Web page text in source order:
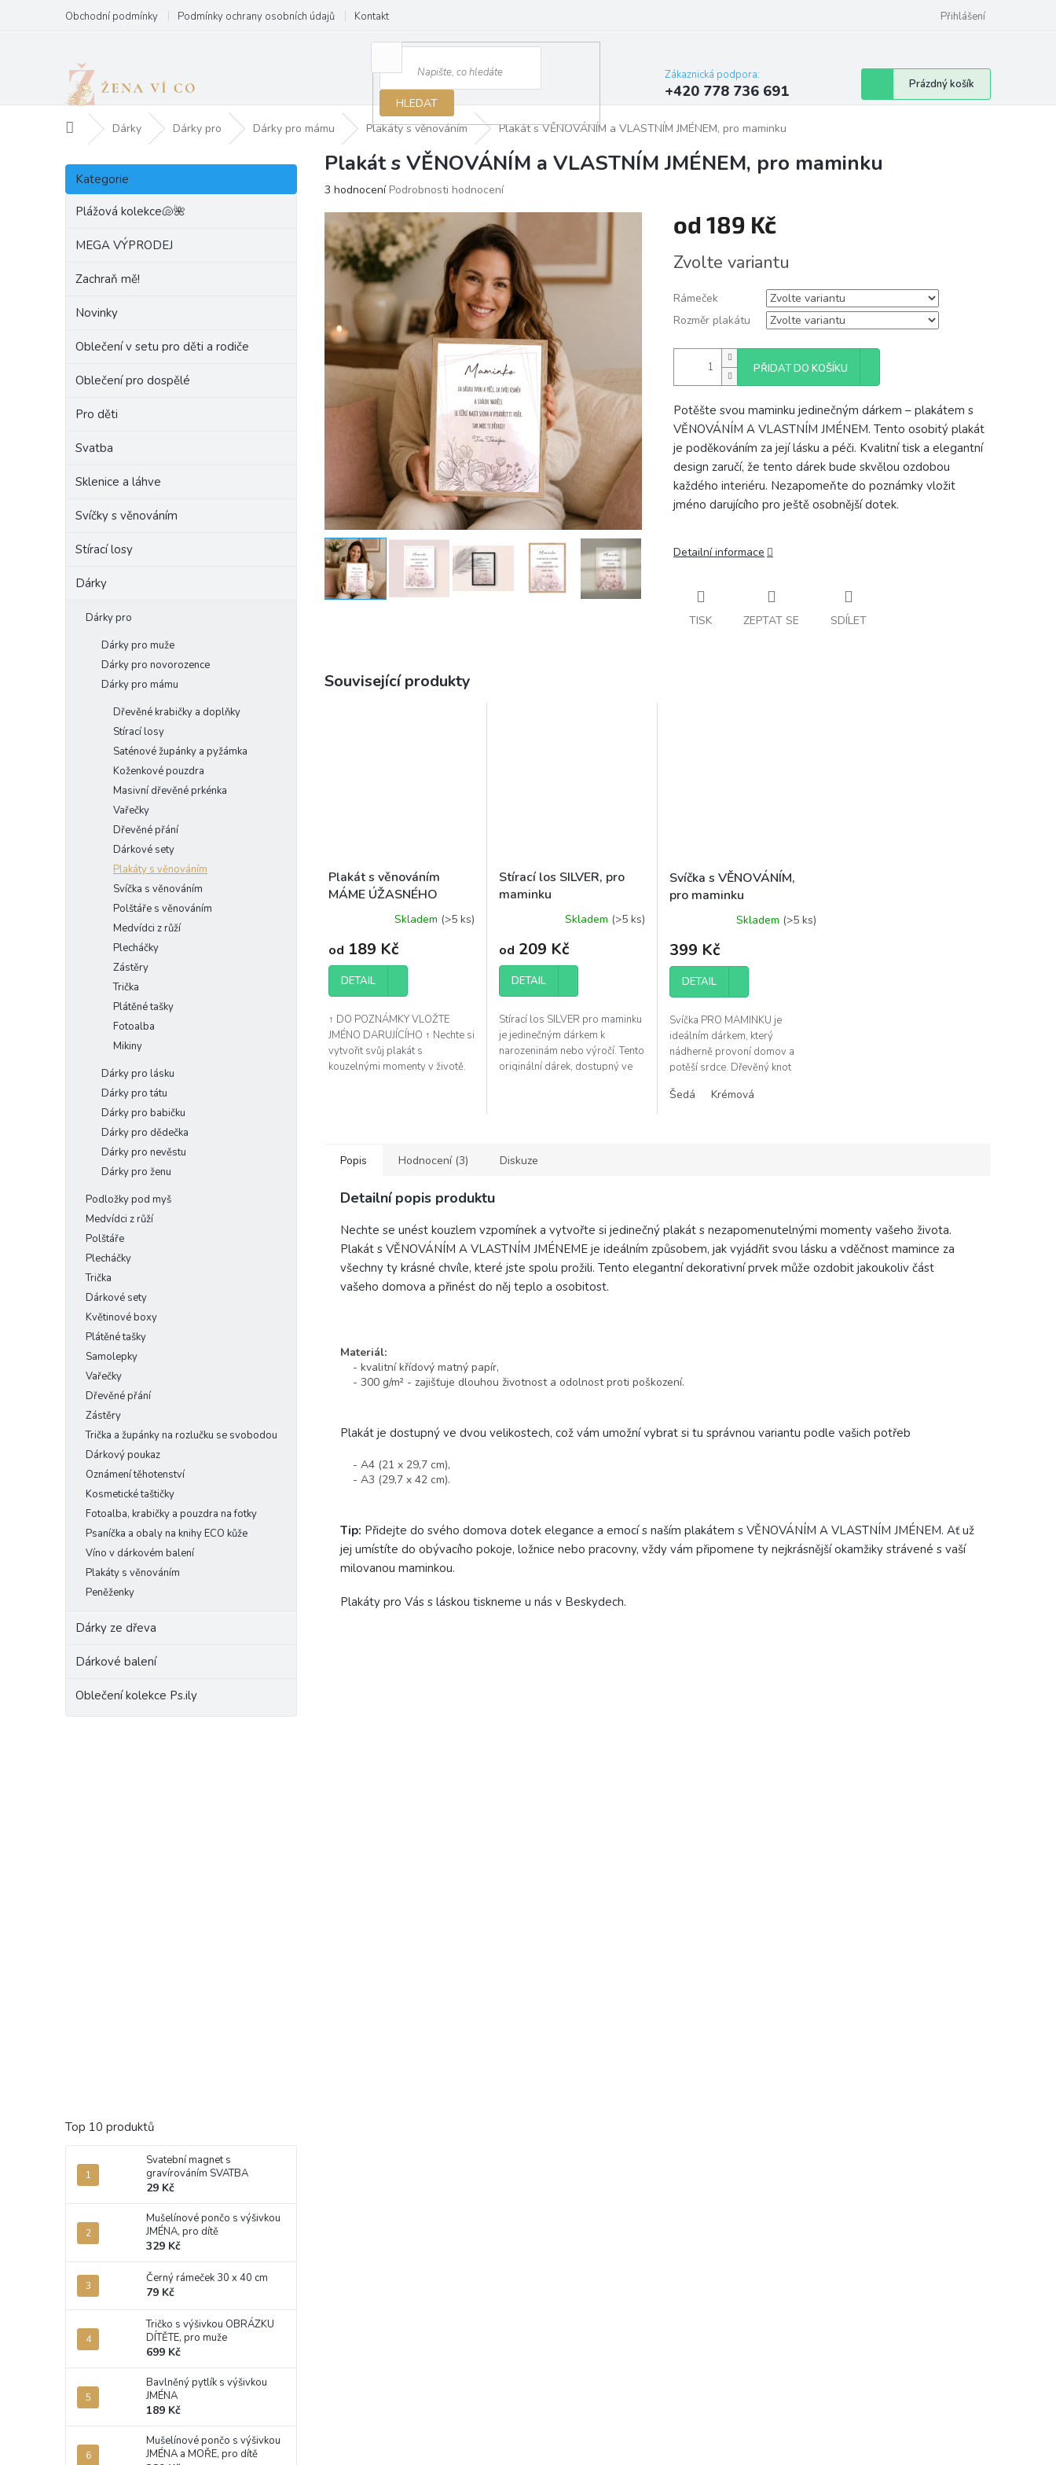
obsah
Obchodní podmínky Podmínky ochrany osobních údajů Kontakt Přihlášení
HLEDAT
Zákaznická podpora:
+420 778 736 691
Nákupní
košík
Prázdný košík
Domů Dárky Dárky pro Dárky pro mámu Plakáty s věnováním Plakát s VĚNOVÁNÍM a VLASTNÍM JMÉNEM, pro maminku
P
s
Přeskočit
kategorie
Kategorie
Plážová kolekce🐚🌺
MEGA VÝPRODEJ
Zachraň mě!
Novinky
Oblečení v setu pro děti a rodiče
Oblečení pro dospělé
Pro děti
Svatba
Sklenice a láhve
Svíčky s věnováním
Stírací losy
Dárky
Dárky pro
Dárky pro muže
Dárky pro novorozence
Dárky pro mámu
Dřevěné krabičky a doplňky
Stírací losy
Saténové župánky a pyžámka
Koženkové pouzdra
Masivní dřevěné prkénka
Vařečky
Dřevěné přání
Dárkové sety
Plakáty s věnováním
Svíčka s věnováním
Polštáře s věnováním
Medvídci z růží
Plecháčky
Zástěry
Trička
Plátěné tašky
Fotoalba
Mikiny
Dárky pro lásku
Dárky pro tátu
Dárky pro babičku
Dárky pro dědečka
Dárky pro nevěstu
Dárky pro ženu
Podložky pod myš
Medvídci z růží
Polštáře
Plecháčky
Trička
Dárkové sety
Květinové boxy
Plátěné tašky
Samolepky
Vařečky
Dřevěné přání
Zástěry
Trička a župánky na rozlučku se svobodou
Dárkový poukaz
Oznámení těhotenství
Kosmetické taštičky
Fotoalba, krabičky a pouzdra na fotky
Psaníčka a obaly na knihy ECO kůže
Víno v dárkovém balení
Plakáty s věnováním
Peněženky
Dárky ze dřeva
Dárkové balení
Oblečení kolekce Ps.ily
Top 10 produktů
Svatební magnet s
gravírováním SVATBA
29 Kč
Mušelínové pončo s výšivkou
JMÉNA, pro dítě
329 Kč
Černý rámeček 30 x 40 cm
79 Kč
Tričko s výšivkou OBRÁZKU
DÍTĚTE, pro muže
699 Kč
Bavlněný pytlík s výšivkou
JMÉNA
189 Kč
Mušelínové pončo s výšivkou
JMÉNA a MOŘE, pro dítě
Plakát s VĚNOVÁNÍM a VLASTNÍM JMÉNEM, pro maminku
Průměrné
produktu
je
5,0
z
hvězdiček.
3 hodnocení Podrobnosti hodnocení
od 189 Kč
cena:
Zvolte variantu
Rámeček
Rozměr plakátu
PŘIDAT DO KOŠÍKU
Potěšte svou maminku jedinečným dárkem – plakátem s
VĚNOVÁNÍM A VLASTNÍM JMÉNEM. Tento osobitý plakát
je poděkováním za její lásku a péči. Kvalitní tisk a elegantní
design zaručí, že tento dárek bude skvělou ozdobou
každého interiéru. Nezapomeňte do poznámky vložit
jméno darujícího pro ještě osobnější dotek.
Detailní informace
TISK ZEPTAT SE SDÍLET
Související produkty
Plakát s věnováním
MÁME ÚŽASNÉHO
TAŤKU s volitelným
produktu
je
5,0
z
hvězdiček.
Skladem (>5 ks)
od 189 Kč
DETAIL
↑ DO POZNÁMKY VLOŽTE
JMÉNO DARUJÍCÍHO ↑ Nechte si
vytvořit svůj plakát s
kouzelnými momenty v životě.
Stírací los SILVER, pro
maminku
Skladem (>5 ks)
od 209 Kč
DETAIL
Stírací los SILVER pro maminku
je jedinečným dárkem k
narozeninám nebo výročí. Tento
originální dárek, dostupný ve
Svíčka s VĚNOVÁNÍM,
pro maminku
produktu
je
5,0
z
hvězdiček.
Skladem (>5 ks)
399 Kč
DETAIL
Svíčka PRO MAMINKU je
ideálním dárkem, který
nádherně provoní domov a
potěší srdce. Dřevěný knot
správné teplo domova, což činí
Šedá Krémová
Popis Hodnocení (3) Diskuze
Detailní popis produktu
Nechte se unést kouzlem vzpomínek a vytvořte si jedinečný plakát s nezapomenutelnými momenty vašeho života.
Plakát s VĚNOVÁNÍM A VLASTNÍM JMÉNEME je ideálním způsobem, jak vyjádřit svou lásku a vděčnost mamince za
všechny ty krásné chvíle, které jste spolu prožili. Tento elegantní dekorativní prvek může ozdobit jakoukoliv část
vašeho domova a přinést do něj teplo a osobitost.
Materiál:
- kvalitní křídový matný papír,
- 300 g/m² - zajišťuje dlouhou životnost a odolnost proti poškození.
Plakát je dostupný ve dvou velikostech, což vám umožní vybrat si tu správnou variantu podle vašich potřeb
- A4 (21 x 29,7 cm),
- A3 (29,7 x 42 cm).
Tip: Přidejte do svého domova dotek elegance a emocí s naším plakátem s VĚNOVÁNÍM A VLASTNÍM JMÉNEM. Ať už
jej umístíte do obývacího pokoje, ložnice nebo pracovny, vždy vám připomene ty nejkrásnější okamžiky strávené s vaší
milovanou maminkou.
Plakáty pro Vás s láskou tiskneme u nás v Beskydech.